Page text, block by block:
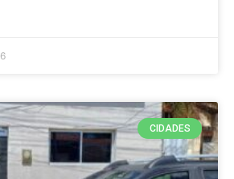
CIDADES